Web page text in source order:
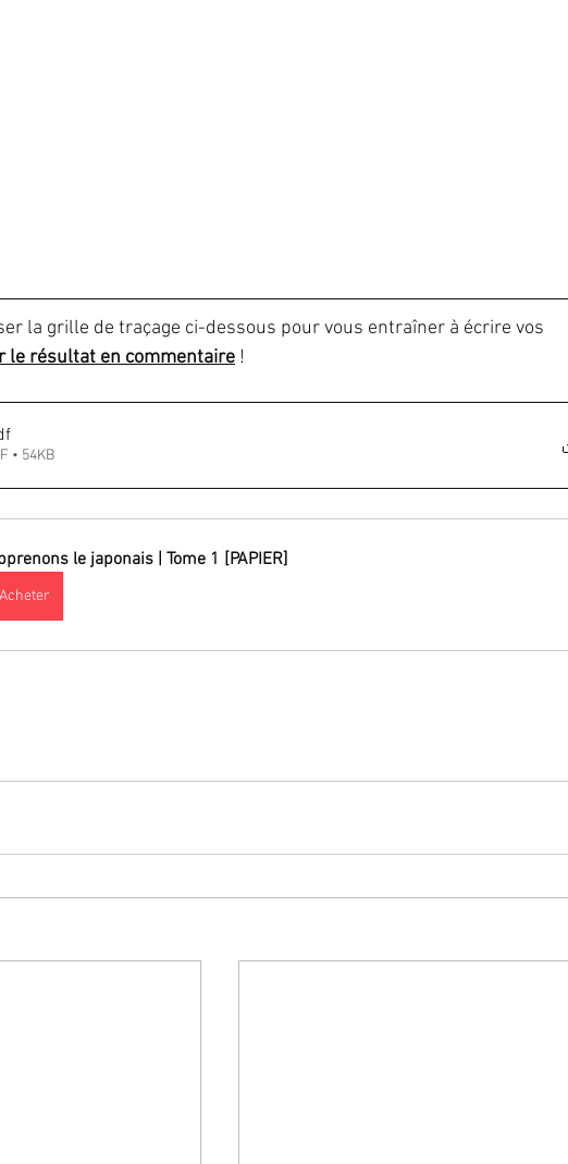
la grille de traçage ci-dessous pour vous entraîner à écrire vos
le résultat en commentaire !
• 54KB
le japonais | Tome 1 [PAPIER]
Acheter